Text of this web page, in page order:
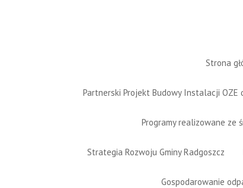
Strona
Partnerski Projekt Budowy Instalacji OZE
Programy realizowane ze
Strategia Rozwoju Gminy Radgoszcz
Gospodarowanie